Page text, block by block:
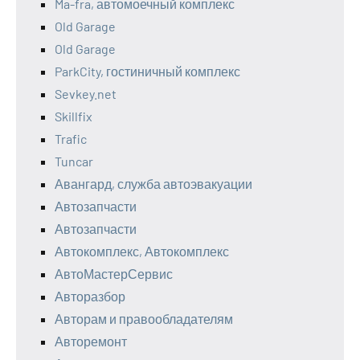
Ma-fra, автомоечный комплекс
Old Garage
Old Garage
ParkCity, гостиничный комплекс
Sevkey.net
Skillfix
Trafic
Tuncar
Авангард, служба автоэвакуации
Автозапчасти
Автозапчасти
Автокомплекс, Автокомплекс
АвтоМастерСервис
Авторазбор
Авторам и правообладателям
Авторемонт